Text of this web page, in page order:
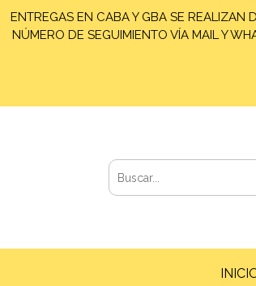
ENTREGAS EN CABA Y GBA SE REALIZAN
NÚMERO DE SEGUIMIENTO VÍA MAIL Y